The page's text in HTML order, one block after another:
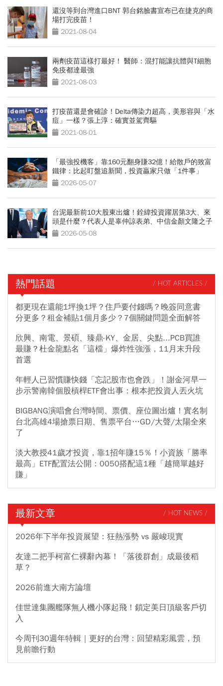
還沒等到台灣進口BNT 郭台銘臉書宣布已在捷克的商
場打完疫苗！
2021-08-04
兩劑疫苗這樣打最好！ 醫師：混打能讓抗體與T細胞
免疫都達最強
2021-08-03
打疫苗還是會確診！Delta傳染力超高，美形容與「水
痘」一樣？張上淳：確實並駕齊驅
2021-08-01
「最強投機客」靠160元翻身賺32億！給散戶的致富
鐵律：比起盯盤追新聞，投資贏家只做「1件事」
2026-05-07
台泥最新前10大股東出爐！銓緯投資躍居第3大、來
頭是什麼？代表人是辜仲諒表弟、中信金顏文隆之子
2026-05-08
熱門話題 / HOT ARTICLES /
都更現在還能1坪換1坪？住戶要付錢嗎？晚簽同意書
分更多？租金補貼1個月多少？7個關鍵問題全面解答
欣興、南電、景碩、臻鼎-KY、金居、尖點...PCB買誰
最賺？杜金龍點名「這檔」爆炸性強漲，11月末升段
首選
年輕人已習慣賺快錢「忘記股市也會跌」！謝金河早一
步示警南韓個股槓桿ETF會出事：根本把投資人丟火坑
BIGBANG演唱會台灣時間、票價、座位圖出爐！實名制
台北高雄4場搶票日期、售票平台…GD/大聲/太陽全來
了
淡大教授41歲才投資，靠1招年賺15％！小資族「勝率
最高」ETF配置法公開：0050搭配這1種「越簡單越好
賺」
最新文章 / HOT NEWS /
2026年下半年投資展望：狂熱漲勢 vs 嚴峻現實
友達二把手柯富仁裸辭內幕！「落後群創」成最後稻
草？
2026前進大南方論壇
佳世達集團艦隊無人機小隊起飛！鎖定美日頂級客戶切
入
今周刊30週年特輯｜更好的台灣：回望精彩風雲，預
見前瞻行動